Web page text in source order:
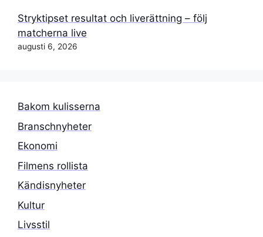
Stryktipset resultat och liverättning – följ
matcherna live
augusti 6, 2026
Bakom kulisserna
Branschnyheter
Ekonomi
Filmens rollista
Kändisnyheter
Kultur
Livsstil